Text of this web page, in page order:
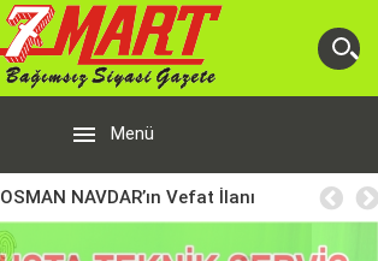
 Menü
OSMAN NAVDAR’ın Vefat İlanı